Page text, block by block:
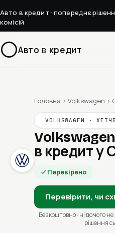
Авто в кредит · попереднє
комісій
Авто в кредит
Головна › Volkswagen ›
VOLKSWAGEN ·
в кредит у
Перевірено
Перевірити, чи
Безкоштовно · ні до чого
рішення